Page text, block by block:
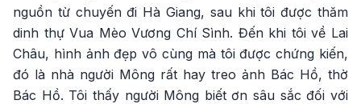
nguồn từ chuyến đi Hà Giang, sau khi tôi được thăm
dinh thự Vua Mèo Vương Chí Sình. Đến khi tôi về Lai
Châu, hình ảnh đẹp vô cùng mà tôi được chứng kiến,
đó là nhà người Mông rất hay treo ảnh Bác Hồ, thờ
Bác Hồ. Tôi thấy người Mông biết ơn sâu sắc đối với